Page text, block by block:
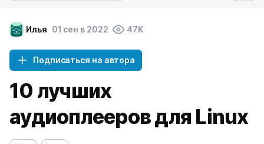
Илья 01 сен в 2022 47K
Подписаться на автора
10 лучших
аудиоплееров для Linux